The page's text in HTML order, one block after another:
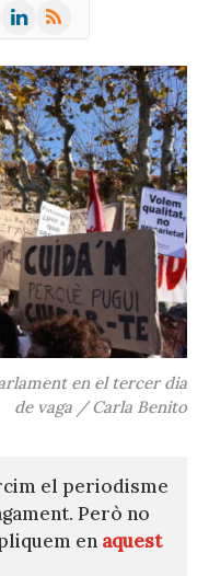
LinkedIn
RSS
en el tercer dia
de vaga / Carla Benito
el periodisme
Però no
en aquest